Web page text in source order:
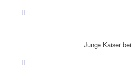
Junge Kaiser